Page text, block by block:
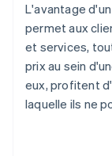
L'avantage
permet aux
et services,
prix au sein
eux, profitent
laquelle ils ne